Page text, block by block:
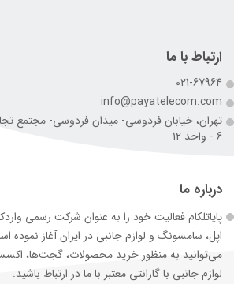
ارتباط با ما
021-67964
info@payatelecom.com
تهران، خیابان فردوسی- میدان فردوسی- مجتمع
6 - واحد 12
درباره ما
پایاتلکام فعالیت خود را به عنوان شرکت رسمی
اپل، سامسونگ و لوازم جانبی در ایران آغاز نموده
می‌توانید به منظور خرید محصولات، گجت‌ها،
لوازم جانبی با گارانتی معتبر با ما در ارتباط باشید.